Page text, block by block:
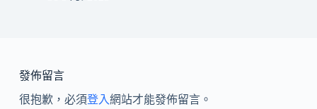
發佈留言
很抱歉，必須登入網站才能發佈留言。